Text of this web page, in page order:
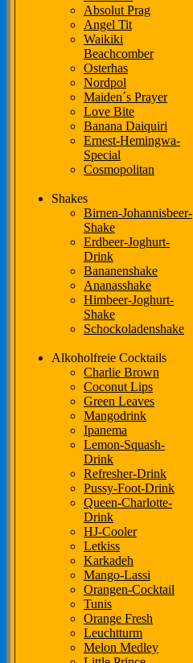
Absolut Prag
Angel Tit
Waikiki
Beachcomber
Osterhas
Nordpol
Maiden´s Prayer
Love Bite
Banana Daiquiri
Ernest-Hemingwa-
Special
Cosmopolitan
Shakes
Birnen-Johannisbeer-
Shake
Erdbeer-Joghurt-
Drink
Bananenshake
Ananasshake
Himbeer-Joghurt-
Shake
Schockoladenshake
Alkoholfreie Cocktails
Charlie Brown
Coconut Lips
Green Leaves
Mangodrink
Ipanema
Lemon-Squash-
Drink
Refresher-Drink
Pussy-Foot-Drink
Queen-Charlotte-
Drink
HJ-Cooler
Letkiss
Karkadeh
Mango-Lassi
Orangen-Cocktail
Tunis
Orange Fresh
Leuchtturm
Melon Medley